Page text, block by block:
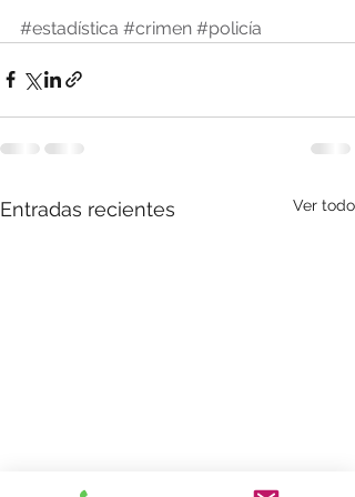
#estadística #crimen #policía
Entradas recientes Ver todo